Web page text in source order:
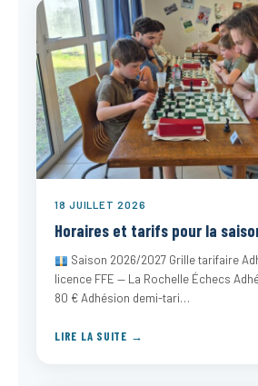
18 JUILLET 2026
Horaires et tarifs pour la
Saison 2026/2027 Grille tarifaire
licence FFE — La Rochelle Échecs
80 € Adhésion demi-tari…
LIRE LA SUITE →